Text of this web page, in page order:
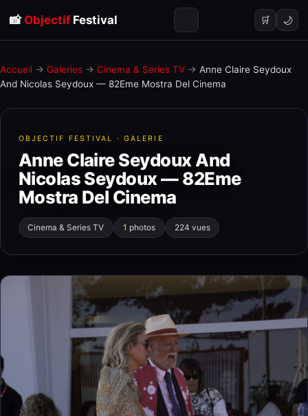
📸 ObjectifFestival 🛒 🌙
Accueil → Galeries → Cinema & Series TV → Anne Claire Seydoux
And Nicolas Seydoux — 82Eme Mostra Del Cinema
OBJECTIF FESTIVAL · GALERIE
Anne Claire Seydoux And
Nicolas Seydoux — 82Eme
Mostra Del Cinema
Cinema & Series TV 1 photos 224 vues